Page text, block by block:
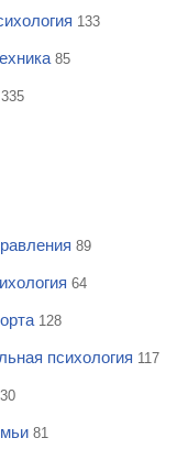
133
85
335
89
64
128
психология 117
81